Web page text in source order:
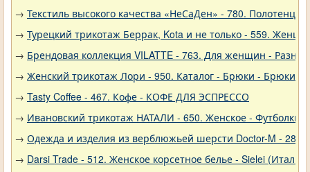
→ Текстиль высокого качества «НеСаДен» - 780.
→ Турецкий трикотаж Беррак, Kota и не только - 559.
→ Брендовая коллекция VILATTE - 763. Для женщин - Разное
→ Женский трикотаж Лори - 950. Каталог - Брюки - Брюки
→ Tasty Coffee - 467. Кофе - КОФЕ ДЛЯ ЭСПРЕССО
→ Ивановский трикотаж НАТАЛИ - 650. Женское - Футболки,
→ Одежда и изделия из верблюжьей шерсти Doctor-M -
→ Darsi Trade - 512. Женское корсетное белье - Sielei (Италия)